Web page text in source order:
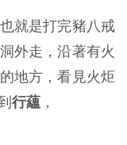
就是打完豬八戒
外走，沿著有火
地方，看見火炬
行蘊 ，